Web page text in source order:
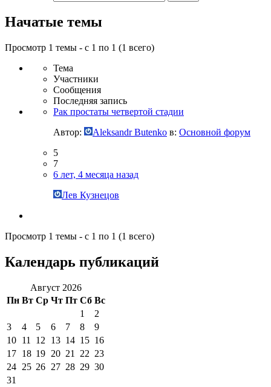
Начатые темы
Просмотр 1 темы - с 1 по 1 (1 всего)
Тема
Участники
Сообщения
Последняя запись
Рак простаты четвертой стадии
Автор:
Aleksandr Butenko в: Основной форум
5
7
6 лет, 4 месяца назад
Лев Кузнецов
Просмотр 1 темы - с 1 по 1 (1 всего)
Календарь публикаций
Август 2026
Пн Вт Ср Чт Пт Сб Вс
1
2
3
4 5 6 7 8
9
10 11 12 13 14 15 16
17 18 19 20 21 22 23
24 25 26 27 28 29 30
31